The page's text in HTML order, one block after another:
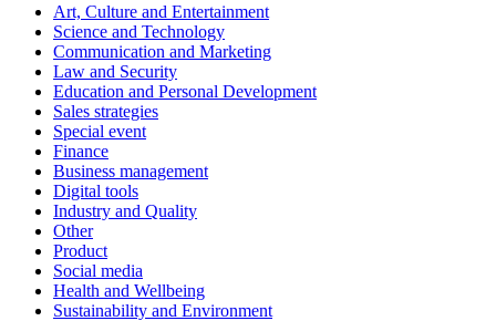
Art, Culture and Entertainment
Science and Technology
Communication and Marketing
Law and Security
Education and Personal Development
Sales strategies
Special event
Finance
Business management
Digital tools
Industry and Quality
Other
Product
Social media
Health and Wellbeing
Sustainability and Environment